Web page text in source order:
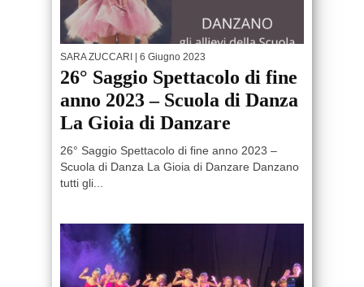
SARA ZUCCARI | 6 Giugno 2023
26° Saggio Spettacolo di fine
anno 2023 – Scuola di Danza
La Gioia di Danzare
26° Saggio Spettacolo di fine anno 2023 –
Scuola di Danza La Gioia di Danzare Danzano
tutti gli...